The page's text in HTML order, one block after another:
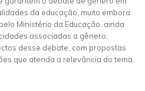
da educação, muito embora
Ministério da Educação, ainda
associadas a gênero,
desse debate, com propostas
que atenda a relevância do tema.